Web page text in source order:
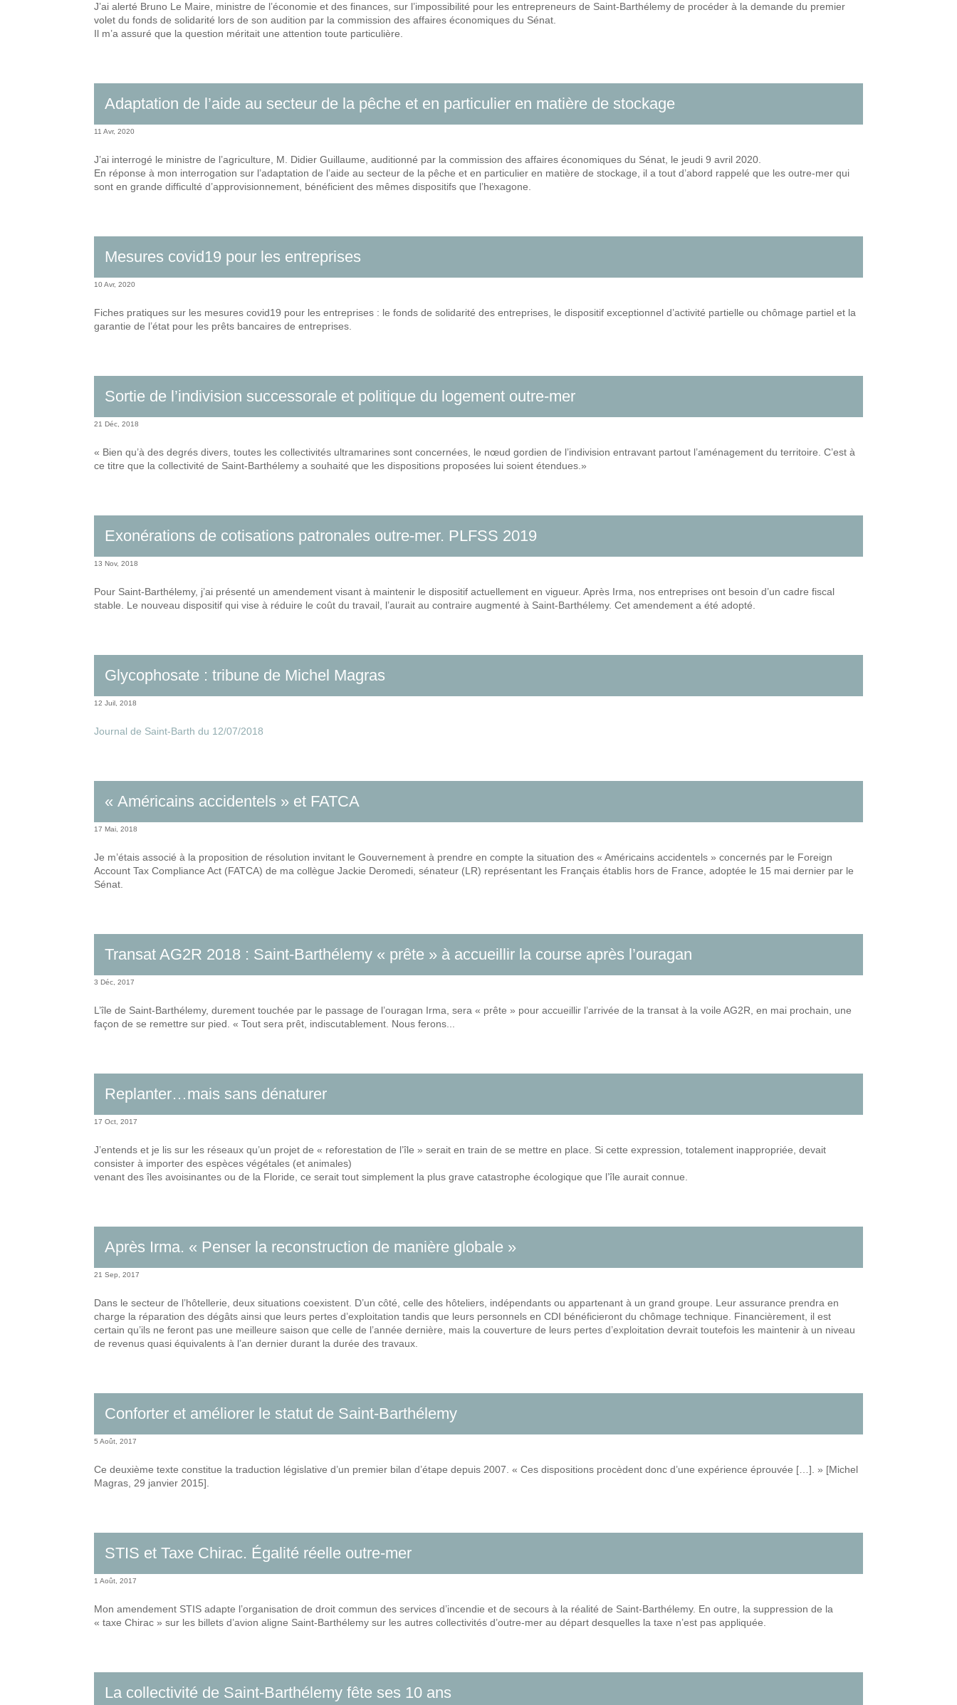
J’ai alerté Bruno Le Maire, ministre de l’économie et des finances, sur l’impossibilité pour les entrepreneurs de Saint-Barthélemy de procéder à la demande du premier
volet du fonds de solidarité lors de son audition par la commission des affaires économiques du Sénat.
Il m’a assuré que la question méritait une attention toute particulière.
Adaptation de l’aide au secteur de la pêche et en particulier en matière de stockage
11 Avr, 2020
J’ai interrogé le ministre de l’agriculture, M. Didier Guillaume, auditionné par la commission des affaires économiques du Sénat, le jeudi 9 avril 2020.
En réponse à mon interrogation sur l’adaptation de l’aide au secteur de la pêche et en particulier en matière de stockage, il a tout d’abord rappelé que les outre-mer qui
sont en grande difficulté d’approvisionnement, bénéficient des mêmes dispositifs que l’hexagone.
Mesures covid19 pour les entreprises
10 Avr, 2020
Fiches pratiques sur les mesures covid19 pour les entreprises : le fonds de solidarité des entreprises, le dispositif exceptionnel d’activité partielle ou chômage partiel et la
garantie de l’état pour les prêts bancaires de entreprises.
Sortie de l’indivision successorale et politique du logement outre-mer
21 Déc, 2018
« Bien qu’à des degrés divers, toutes les collectivités ultramarines sont concernées, le nœud gordien de l’indivision entravant partout l’aménagement du territoire. C’est à
ce titre que la collectivité de Saint-Barthélemy a souhaité que les dispositions proposées lui soient étendues.»
Exonérations de cotisations patronales outre-mer. PLFSS 2019
13 Nov, 2018
Pour Saint-Barthélemy, j’ai présenté un amendement visant à maintenir le dispositif actuellement en vigueur. Après Irma, nos entreprises ont besoin d’un cadre fiscal
stable. Le nouveau dispositif qui vise à réduire le coût du travail, l’aurait au contraire augmenté à Saint-Barthélemy. Cet amendement a été adopté.
Glycophosate : tribune de Michel Magras
12 Juil, 2018
Journal de Saint-Barth du 12/07/2018
« Américains accidentels » et FATCA
17 Mai, 2018
Je m’étais associé à la proposition de résolution invitant le Gouvernement à prendre en compte la situation des « Américains accidentels » concernés par le Foreign
Account Tax Compliance Act (FATCA) de ma collègue Jackie Deromedi, sénateur (LR) représentant les Français établis hors de France, adoptée le 15 mai dernier par le
Sénat.
Transat AG2R 2018 : Saint-Barthélemy « prête » à accueillir la course après l’ouragan
3 Déc, 2017
L’île de Saint-Barthélemy, durement touchée par le passage de l’ouragan Irma, sera « prête » pour accueillir l’arrivée de la transat à la voile AG2R, en mai prochain, une
façon de se remettre sur pied. « Tout sera prêt, indiscutablement. Nous ferons...
Replanter…mais sans dénaturer
17 Oct, 2017
J’entends et je lis sur les réseaux qu’un projet de « reforestation de l’île » serait en train de se mettre en place. Si cette expression, totalement inappropriée, devait
consister à importer des espèces végétales (et animales)
venant des îles avoisinantes ou de la Floride, ce serait tout simplement la plus grave catastrophe écologique que l’île aurait connue.
Après Irma. « Penser la reconstruction de manière globale »
21 Sep, 2017
Dans le secteur de l’hôtellerie, deux situations coexistent. D’un côté, celle des hôteliers, indépendants ou appartenant à un grand groupe. Leur assurance prendra en
charge la réparation des dégâts ainsi que leurs pertes d’exploitation tandis que leurs personnels en CDI bénéficieront du chômage technique. Financièrement, il est
certain qu’ils ne feront pas une meilleure saison que celle de l’année dernière, mais la couverture de leurs pertes d’exploitation devrait toutefois les maintenir à un niveau
de revenus quasi équivalents à l’an dernier durant la durée des travaux.
Conforter et améliorer le statut de Saint-Barthélemy
5 Août, 2017
Ce deuxième texte constitue la traduction législative d’un premier bilan d’étape depuis 2007. « Ces dispositions procèdent donc d’une expérience éprouvée […]. » [Michel
Magras, 29 janvier 2015].
STIS et Taxe Chirac. Égalité réelle outre-mer
1 Août, 2017
Mon amendement STIS adapte l’organisation de droit commun des services d’incendie et de secours à la réalité de Saint-Barthélemy. En outre, la suppression de la
« taxe Chirac » sur les billets d’avion aligne Saint-Barthélemy sur les autres collectivités d’outre-mer au départ desquelles la taxe n’est pas appliquée.
La collectivité de Saint-Barthélemy fête ses 10 ans